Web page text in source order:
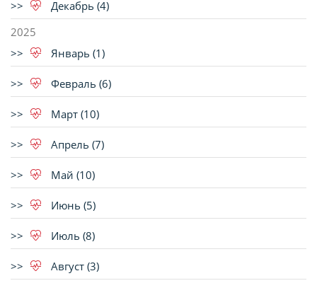
Декабрь (4)
2025
Январь (1)
Февраль (6)
Март (10)
Апрель (7)
Май (10)
Июнь (5)
Июль (8)
Август (3)